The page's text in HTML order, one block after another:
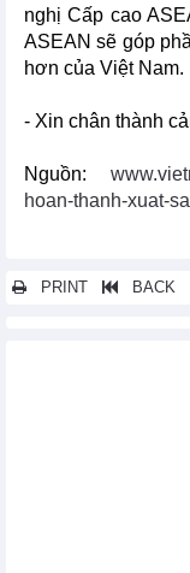
nghị Cấp cao
ASEAN sẽ góp
hơn của Việt Nam.
- Xin chân thành
Nguồn:
hoan-thanh-xuat-
PRINT BACK